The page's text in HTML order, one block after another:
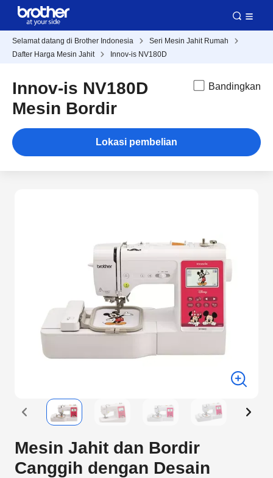
Selamat datang di Brother Indonesia
Seri Mesin Jahit Rumah
Dafter Harga Mesin Jahit
Innov-is NV180D
Innov-is NV180D
Mesin Bordir
Bandingkan
Lokasi pembelian
Mesin Jahit dan Bordir
Canggih dengan Desain